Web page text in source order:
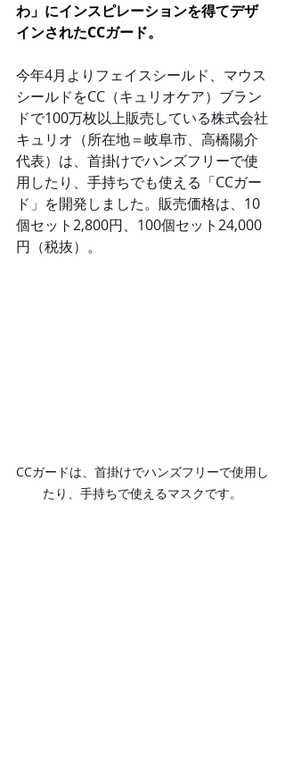
わ」にインスピレーションを得てデザ
インされたCCガード。
今年4⽉よりフェイスシールド、マウス
シールドをCC（キュリオケア）ブラン
ドで100万枚以上販売している株式会社
キュリオ（所在地＝岐⾩市、⾼橋陽介
代表）は、首掛けでハンズフリーで使
用したり、手持ちでも使える「CCガー
ド」を開発しました。販売価格は、10
個セット2,800円、100個セット24,000
円（税抜）。
CCガードは、首掛けでハンズフリーで使用し
たり、手持ちで使えるマスクです。